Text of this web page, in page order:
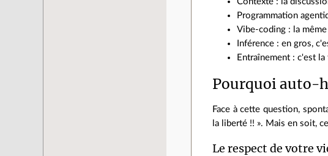
Programmation
Vibe-coding : la
Inférence : en gros,
Entraînement : c'est
Pourquoi auto-
Face à cette question,
la liberté !! ». Mais en soit,
Le respect de votre